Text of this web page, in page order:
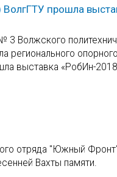
прошла
3 Волжского
регионального опорного
выставка «РобИн-
отряда "Южный
Вахты памяти.